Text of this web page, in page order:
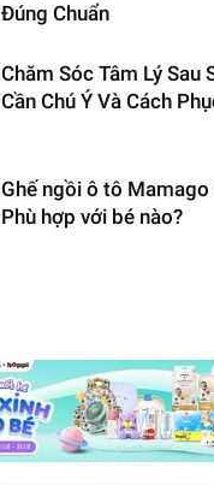
Đúng Chuẩn
Chăm Sóc Tâm Lý Sau
Cần Chú Ý Và Cách
Ghế ngồi ô tô
Phù hợp với bé nào?